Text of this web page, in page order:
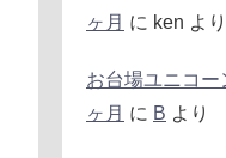
ヶ月 に ken より
お台場ユニコ
ヶ月 に B より